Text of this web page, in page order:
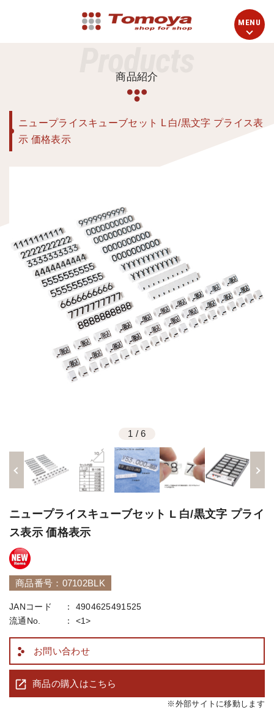
Products
商品紹介
ニュープライスキューブセット L 白/黒文字 プライス表
示 価格表示
1 /6
ニュープライスキューブセット L 白/黒文字 プライ
ス表示 価格表示
商品番号：07102BLK
JANコード
4904625491525
流通No.
<1>
お問い合わせ
商品の購入はこちら
※外部サイトに移動します